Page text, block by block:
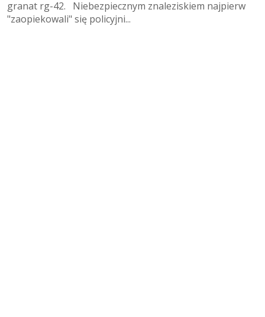
granat rg-42. Niebezpiecznym znaleziskiem najpierw
"zaopiekowali" się policyjni...